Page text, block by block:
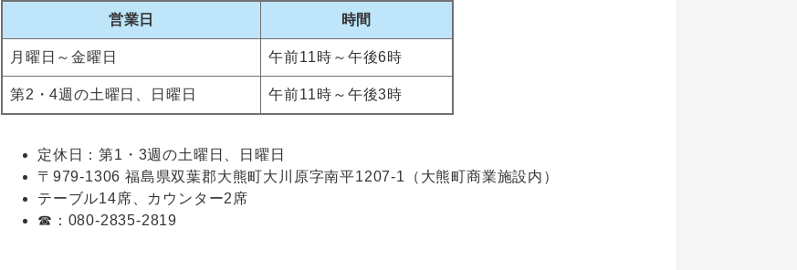
営業日
時間
月曜日～金曜日 午前11時～午後6時
第2・4週の土曜日、日曜日 午前11時～午後3時
定休日：第1・3週の土曜日、日曜日
〒979-1306 福島県双葉郡大熊町大川原字南平1207-1（大熊町商業施設内）
テーブル14席、カウンター2席
☎：080-2835-2819